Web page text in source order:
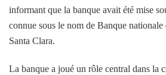
informant que la banque avait été mise
connue sous le nom de Banque nationale
Santa Clara.
La banque a joué un rôle central dans la